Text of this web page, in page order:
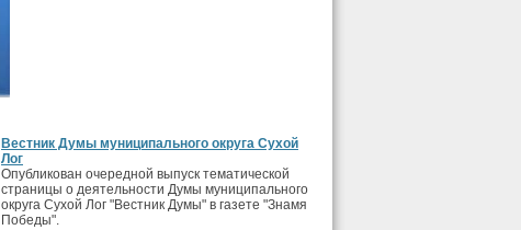
Вестник Думы муниципального округа Сухой
Лог
Опубликован очередной выпуск тематической
страницы о деятельности Думы муниципального
округа Сухой Лог "Вестник Думы" в газете "Знамя
Победы".